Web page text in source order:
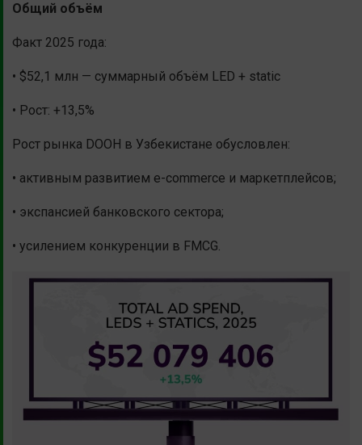
Общий объём
Факт 2025 года:
• $52,1 млн — суммарный объём LED + static
• Рост: +13,5%
Рост рынка DOOH в Узбекистане обусловлен:
• активным развитием e-commerce и маркетплейсов;
• экспансией банковского сектора;
• усилением конкуренции в FMCG.